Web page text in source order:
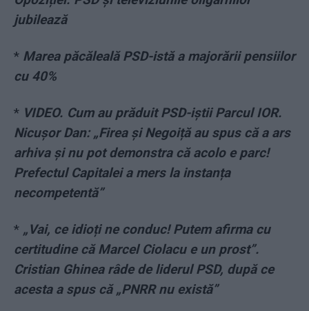
jubilează
* Marea păcăleală PSD-istă a majorării pensiilor
cu 40%
* VIDEO. Cum au prăduit PSD-iștii Parcul IOR.
Nicușor Dan: „Firea și Negoiță au spus că a ars
arhiva și nu pot demonstra că acolo e parc!
Prefectul Capitalei a mers la instanța
necompetentă”
* „Vai, ce idioți ne conduc! Putem afirma cu
certitudine că Marcel Ciolacu e un prost”.
Cristian Ghinea râde de liderul PSD, după ce
acesta a spus că „PNRR nu există”